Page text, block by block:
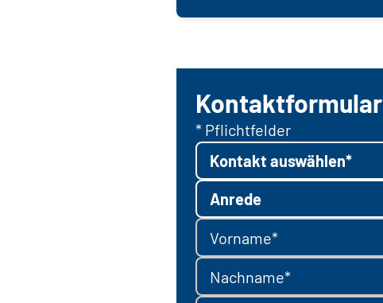
Kontaktformular
* Pflichtfelder
Kontakt auswählen*
Anrede
Vorname*
Nachname*